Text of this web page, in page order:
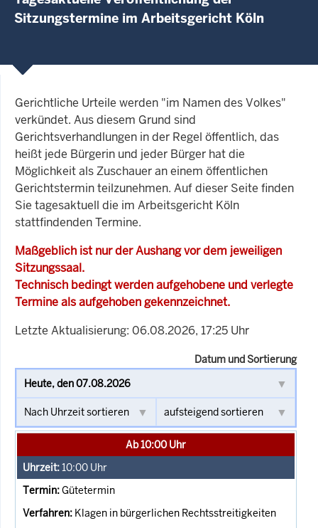
Sitzungstermine im Arbeitsgericht Köln
Gerichtliche Urteile werden "im Namen des Volkes"
verkündet. Aus diesem Grund sind
Gerichtsverhandlungen in der Regel öffentlich, das
heißt jede Bürgerin und jeder Bürger hat die
Möglichkeit als Zuschauer an einem öffentlichen
Gerichtstermin teilzunehmen. Auf dieser Seite finden
Sie tagesaktuell die im Arbeitsgericht Köln
stattfindenden Termine.
Maßgeblich ist nur der Aushang vor dem jeweiligen
Sitzungssaal.
Technisch bedingt werden aufgehobene und verlegte
Termine als aufgehoben gekennzeichnet.
Letzte Aktualisierung: 06.08.2026, 17:25 Uhr
Datum und Sortierung
Ab 10:00 Uhr
10:00 Uhr
Gütetermin
Klagen in bürgerlichen Rechtsstreitigkeiten